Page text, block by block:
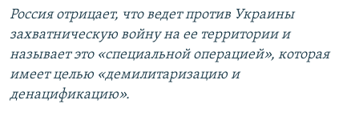
Россия отрицает, что ведет против Украины
захватническую войну на ее территории и
называет это «специальной операцией», которая
имеет целью «демилитаризацию и
денацификацию».